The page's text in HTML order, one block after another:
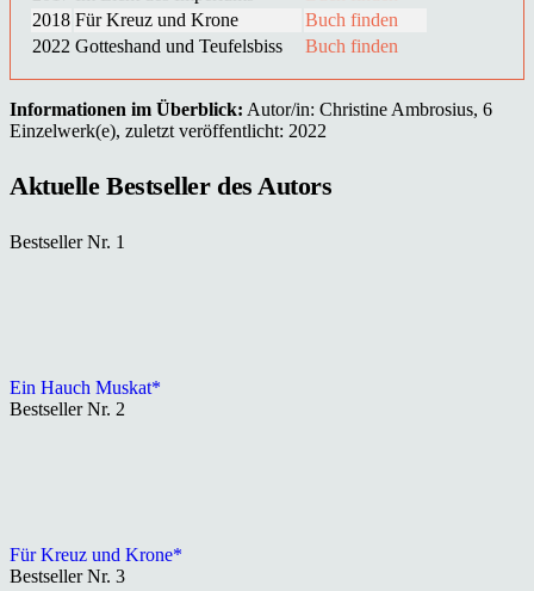
2018 Für Kreuz und Krone
Buch finden
2022 Gotteshand und Teufelsbiss Buch finden
Informationen im Überblick: Autor/in: Christine Ambrosius, 6
Einzelwerk(e), zuletzt veröffentlicht: 2022
Aktuelle Bestseller des Autors
Bestseller Nr. 1
Ein Hauch Muskat*
Bestseller Nr. 2
Für Kreuz und Krone*
Bestseller Nr. 3